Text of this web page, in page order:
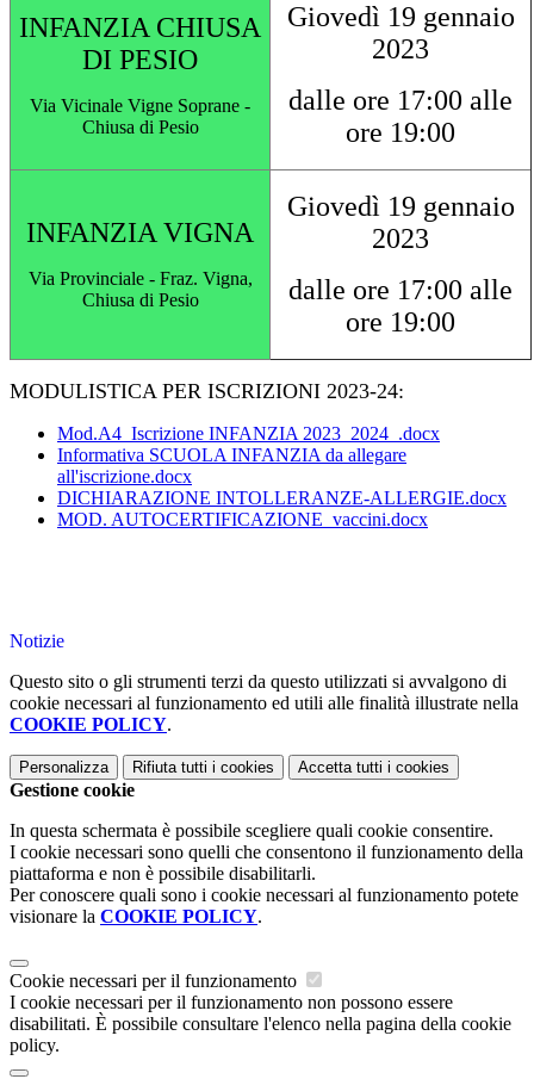
INFANZIA CHIUSA
DI PESIO
Via Vicinale Vigne Soprane -
Chiusa di Pesio
Giovedì 19 gennaio
2023
dalle ore 17:00 alle
ore 19:00
INFANZIA VIGNA
Via Provinciale - Fraz. Vigna,
Chiusa di Pesio
Giovedì 19 gennaio
2023
dalle ore 17:00 alle
ore 19:00
MODULISTICA PER ISCRIZIONI 2023-24:
Mod.A4_Iscrizione INFANZIA 2023_2024_.docx
Informativa SCUOLA INFANZIA da allegare
all'iscrizione.docx
DICHIARAZIONE INTOLLERANZE-ALLERGIE.docx
MOD. AUTOCERTIFICAZIONE_vaccini.docx
Notizie
Questo sito o gli strumenti terzi da questo utilizzati si avvalgono di
cookie necessari al funzionamento ed utili alle finalità illustrate nella
COOKIE POLICY.
Personalizza Rifiuta tutti i cookies Accetta tutti i cookies
Gestione cookie
In questa schermata è possibile scegliere quali cookie consentire.
I cookie necessari sono quelli che consentono il funzionamento della
piattaforma e non è possibile disabilitarli.
Per conoscere quali sono i cookie necessari al funzionamento potete
visionare la COOKIE POLICY.
Cookie necessari per il funzionamento
I cookie necessari per il funzionamento non possono essere
disabilitati. È possibile consultare l'elenco nella pagina della cookie
policy.